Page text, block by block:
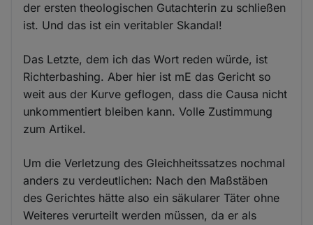
der ersten theologischen Gutachterin zu schließen
ist. Und das ist ein veritabler Skandal!
Das Letzte, dem ich das Wort reden würde, ist
Richterbashing. Aber hier ist mE das Gericht so
weit aus der Kurve geflogen, dass die Causa nicht
unkommentiert bleiben kann. Volle Zustimmung
zum Artikel.
Um die Verletzung des Gleichheitssatzes nochmal
anders zu verdeutlichen: Nach den Maßstäben
des Gerichtes hätte also ein säkularer Täter ohne
Weiteres verurteilt werden müssen, da er als